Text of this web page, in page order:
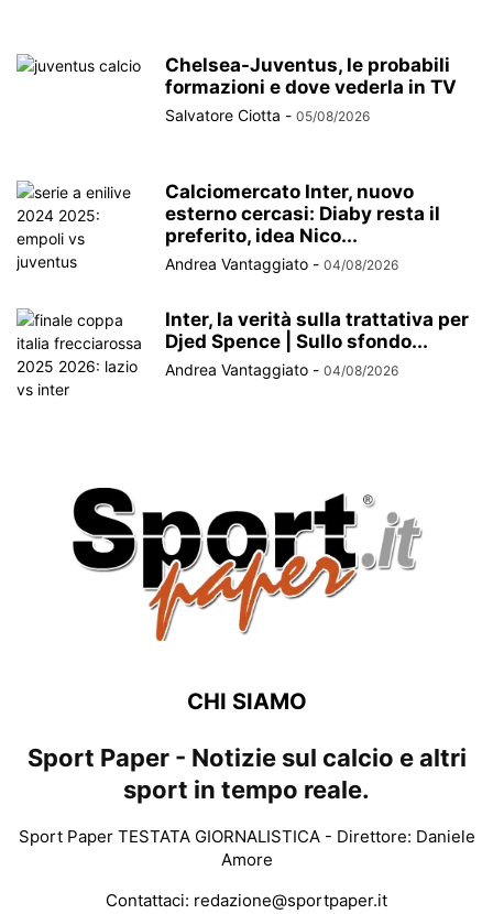
Chelsea-Juventus, le probabili
formazioni e dove vederla in TV
Salvatore Ciotta - 05/08/2026
Calciomercato Inter, nuovo
esterno cercasi: Diaby resta il
preferito, idea Nico...
Andrea Vantaggiato - 04/08/2026
Inter, la verità sulla trattativa per
Djed Spence | Sullo sfondo...
Andrea Vantaggiato - 04/08/2026
CHI SIAMO
Sport Paper - Notizie sul calcio e altri
sport in tempo reale.
Sport Paper TESTATA GIORNALISTICA - Direttore: Daniele
Amore
Contattaci: redazione@sportpaper.it